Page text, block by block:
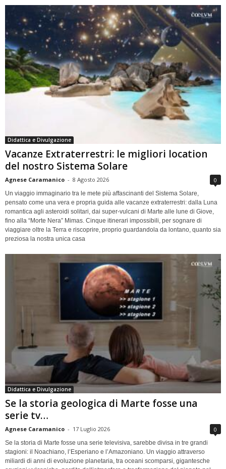
Didattica e Divulgazione
Vacanze Extraterrestri: le migliori location
del nostro Sistema Solare
Agnese Caramanico - 8 Agosto 2026 0
Un viaggio immaginario tra le mete più affascinanti del Sistema Solare,
pensato come una vera e propria guida alle vacanze extraterrestri: dalla Luna
romantica agli asteroidi solitari, dai super-vulcani di Marte alle lune di Giove,
fino alla “Morte Nera” Mimas. Cinque itinerari impossibili, per sognare di
viaggiare oltre la Terra e riscoprire, proprio guardandola da lontano, quanto sia
preziosa la nostra unica casa
Didattica e Divulgazione
Se la storia geologica di Marte fosse una
serie tv…
Agnese Caramanico - 17 Luglio 2026 0
Se la storia di Marte fosse una serie televisiva, sarebbe divisa in tre grandi
stagioni: il Noachiano, l’Esperiano e l’Amazoniano. Un viaggio attraverso
miliardi di anni di evoluzione planetaria, tra oceani scomparsi, gigantesche